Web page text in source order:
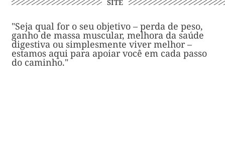
SITE
"Seja qual for o seu objetivo – perda de peso,
ganho de massa muscular, melhora da saúde
digestiva ou simplesmente viver melhor –
estamos aqui para apoiar você em cada passo
do caminho."